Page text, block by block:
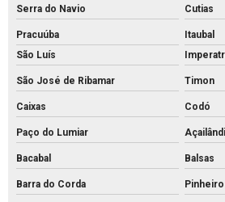
Serra do Navio Cutias
Pracuúba
Itaubal
São Luís
São José de Ribamar Timon
Caixas Codó
Paço do Lumiar
Bacabal Balsas
Barra do Corda Pinheiro